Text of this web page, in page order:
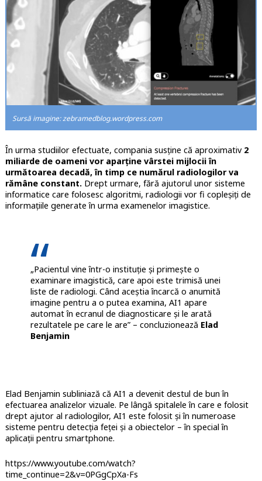
Sursă imagine: zebramedblog.wordpress.com
În urma studiilor efectuate, compania susține că aproximativ 2
miliarde de oameni vor aparține vârstei mijlocii în
următoarea decadă, în timp ce numărul radiologilor va
rămâne constant.Drept urmare, fără ajutorul unor sisteme
informatice care folosesc algoritmi, radiologii vor fi copleșiți de
informațiile generate în urma examenelor imagistice.
„Pacientul vine într-o instituție și primește o
examinare imagistică, care apoi este trimisă unei
liste de radiologi. Când aceștia încarcă o anumită
imagine pentru a o putea examina, AI1 apare
automat în ecranul de diagnosticare și le arată
rezultatele pe care le are” – concluzionează Elad
Benjamin
Elad Benjamin subliniază că AI1 a devenit destul de bun în
efectuarea analizelor vizuale. Pe lângă spitalele în care e folosit
drept ajutor al radiologilor, AI1 este folosit și în numeroase
sisteme pentru detecția feței și a obiectelor – în special în
aplicații pentru smartphone.
https://www.youtube.com/watch?
time_continue=2&v=0PGgCpXa-Fs